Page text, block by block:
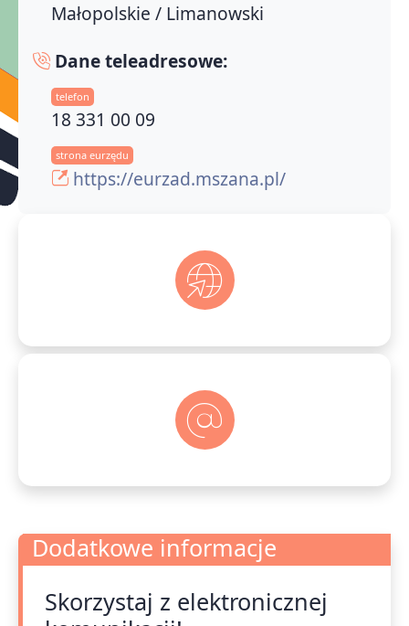
Małopolskie / Limanowski
Dane teleadresowe:
telefon
18 331 00 09
strona eurzędu
https://eurzad.mszana.pl/
Dodatkowe informacje
Dodatkowe informacje
Skorzystaj z elektronicznej